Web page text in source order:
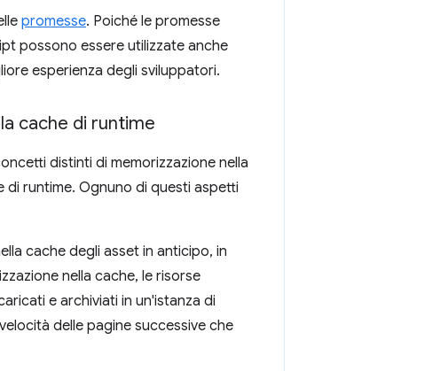
promesse. Poiché le promesse
possono essere utilizzate anche
esperienza degli sviluppatori.
cache di runtime
distinti di memorizzazione nella
di runtime. Ognuno di questi aspetti
cache degli asset in anticipo, in
nella cache, le risorse
e archiviati in un'istanza di
delle pagine successive che